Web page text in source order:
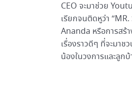
CEO จะมาช่วย
เรียกจนติดหูว่า
Ananda หรือการสร้
เรื่องราวดีๆ ที่จะมา
น้องในวงการและลูก